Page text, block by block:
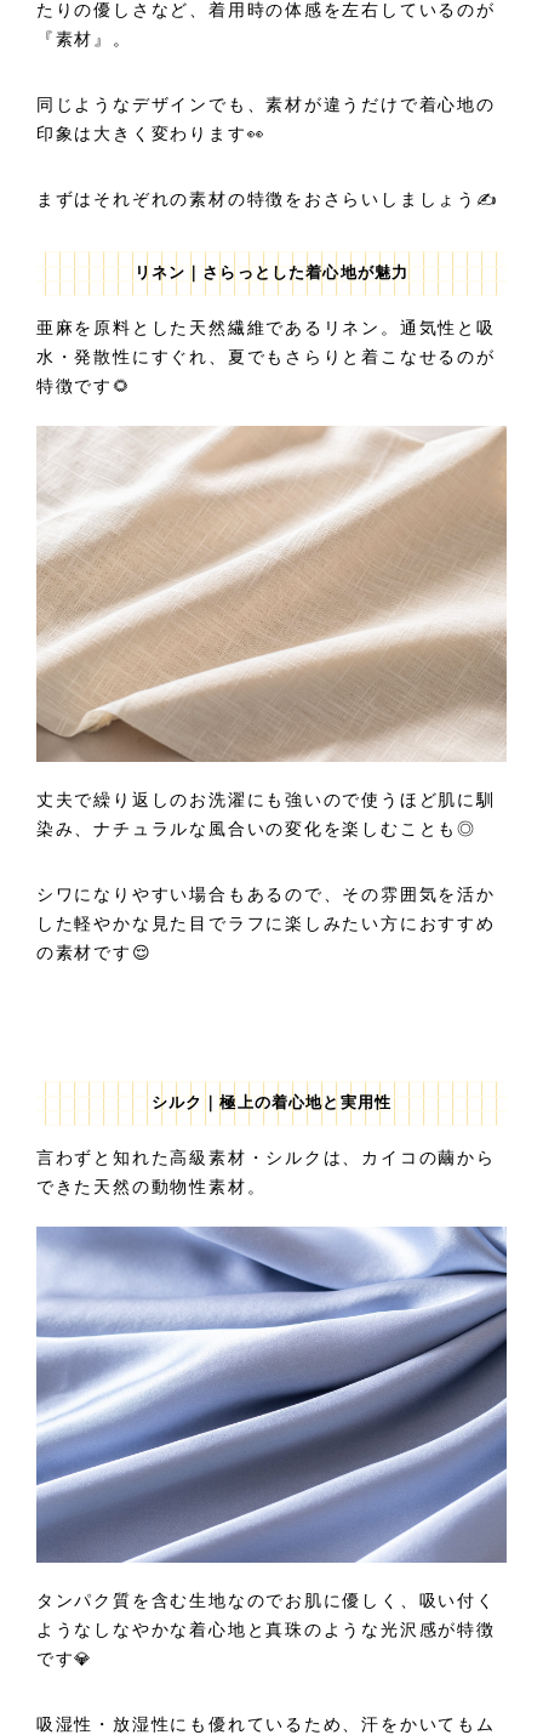
たりの優しさなど、着用時の体感を左右しているのが
『素材』。
同じようなデザインでも、素材が違うだけで着心地の
印象は大きく変わります👀
まずはそれぞれの素材の特徴をおさらいしましょう✍️
リネン｜さらっとした着心地が魅力
亜麻を原料とした天然繊維であるリネン。通気性と吸
水・発散性にすぐれ、夏でもさらりと着こなせるのが
特徴です🌻
丈夫で繰り返しのお洗濯にも強いので使うほど肌に馴
染み、ナチュラルな風合いの変化を楽しむことも◎
シワになりやすい場合もあるので、その雰囲気を活か
した軽やかな見た目でラフに楽しみたい方におすすめ
の素材です😌
シルク｜極上の着心地と実用性
言わずと知れた高級素材・シルクは、カイコの繭から
できた天然の動物性素材。
タンパク質を含む生地なのでお肌に優しく、吸い付く
ようなしなやかな着心地と真珠のような光沢感が特徴
です💎
吸湿性・放湿性にも優れているため、汗をかいてもム